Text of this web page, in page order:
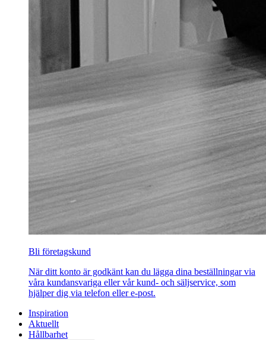
Bli företagskund
När ditt konto är godkänt kan du lägga dina beställningar via
våra kundansvariga eller vår kund- och säljservice, som
hjälper dig via telefon eller e-post.
Inspiration
Aktuellt
Hållbarhet